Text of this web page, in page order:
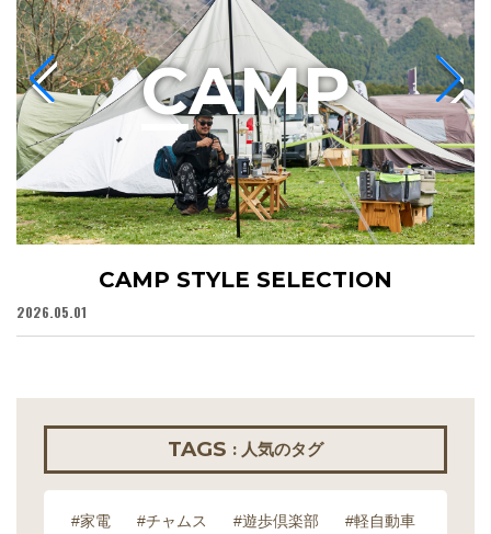
CAMP STYLE SELECTION
2026.05.01
CAMP
TAGS : 人気のタグ
#家電 #チャムス #遊歩倶楽部
#軽自動車